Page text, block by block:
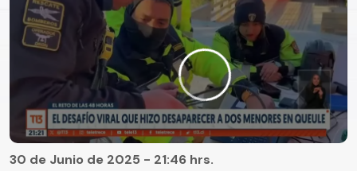
30 de Junio de 2025 - 21:46 hrs.